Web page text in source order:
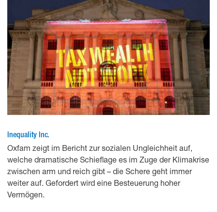
Inequality Inc.
Oxfam zeigt im Bericht zur sozialen Ungleichheit auf,
welche dramatische Schieflage es im Zuge der Klimakrise
zwischen arm und reich gibt – die Schere geht immer
weiter auf. Gefordert wird eine Besteuerung hoher
Vermögen.